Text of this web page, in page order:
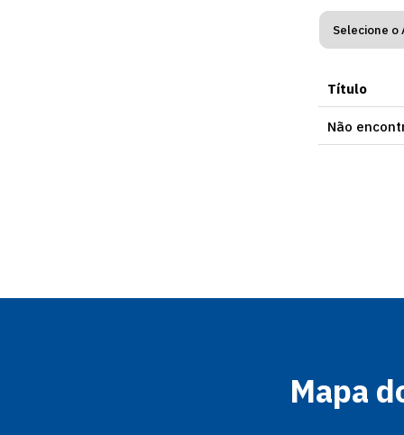
Título
Não
Mapa